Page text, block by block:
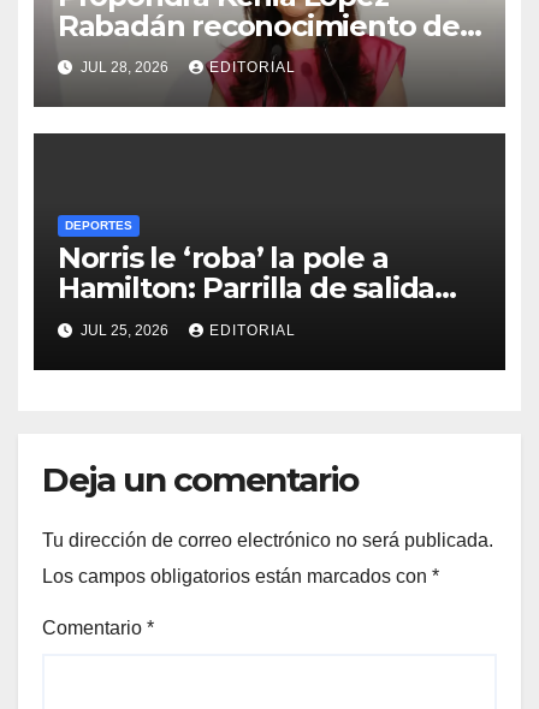
Rabadán reconocimiento del
Congreso mexicano al ciclista
Isaac del Toro
JUL 28, 2026 EDITORIAL
DEPORTES
Norris le ‘roba’ la pole a
Hamilton: Parrilla de salida
del Gran Premio de Hungría
2026
JUL 25, 2026 EDITORIAL
Deja un comentario
Tu dirección de correo electrónico no será publicada.
Los campos obligatorios están marcados con *
Comentario *